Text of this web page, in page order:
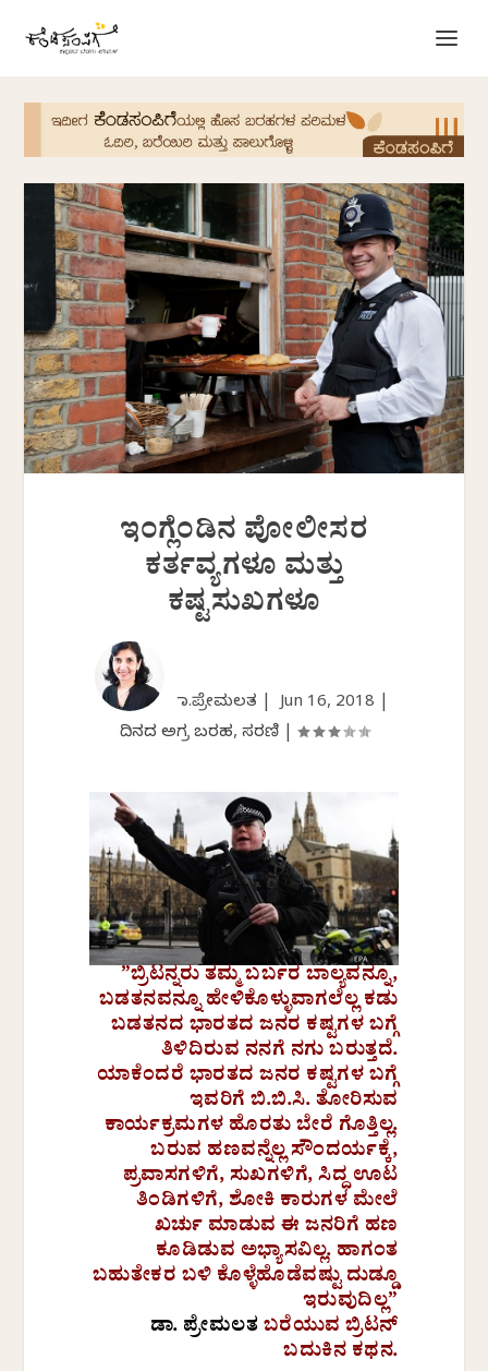
ಇಂಗ್ಲೆಂಡಿನ ಪೋಲೀಸರ
ಕರ್ತವ್ಯಗಳೂ ಮತ್ತು
ಕಷ್ಟಸುಖಗಳೂ
ಡಾ.ಪ್ರೇಮಲತ |Jun 16, 2018
ದಿನದ ಅಗ್ರ ಬರಹ, ಸರಣಿ|
”ಬ್ರಿಟನ್ನರು ತಮ್ಮ ಬರ್ಬರ ಬಾಲ್ಯವನ್ನೂ,
ಬಡತನವನ್ನೂ ಹೇಳಿಕೊಳ್ಳುವಾಗಲೆಲ್ಲ ಕಡು
ಬಡತನದ ಭಾರತದ ಜನರ ಕಷ್ಟಗಳ ಬಗ್ಗೆ
ತಿಳಿದಿರುವ ನನಗೆ ನಗು ಬರುತ್ತದೆ.
ಯಾಕೆಂದರೆ ಭಾರತದ ಜನರ ಕಷ್ಟಗಳ ಬಗ್ಗೆ
ಇವರಿಗೆ ಬಿ.ಬಿ.ಸಿ. ತೋರಿಸುವ
ಕಾರ್ಯಕ್ರಮಗಳ ಹೊರತು ಬೇರೆ ಗೊತ್ತಿಲ್ಲ.
ಬರುವ ಹಣವನ್ನೆಲ್ಲ ಸೌಂದರ್ಯಕ್ಕೆ,
ಪ್ರವಾಸಗಳಿಗೆ, ಸುಖಗಳಿಗೆ, ಸಿದ್ಧ ಊಟ
ತಿಂಡಿಗಳಿಗೆ, ಶೋಕಿ ಕಾರುಗಳ ಮೇಲೆ
ಖರ್ಚು ಮಾಡುವ ಈ ಜನರಿಗೆ ಹಣ
ಕೂಡಿಡುವ ಅಭ್ಯಾಸವಿಲ್ಲ. ಹಾಗಂತ
ಬಹುತೇಕರ ಬಳಿ ಕೊಳ್ಳೆಹೊಡೆವಷ್ಟು ದುಡ್ಡೂ
ಇರುವುದಿಲ್ಲ”
ಡಾ. ಪ್ರೇಮಲತಬರೆಯುವ ಬ್ರಿಟನ್
ಬದುಕಿನ ಕಥನ.